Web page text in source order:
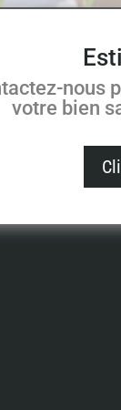
nous
votre bien